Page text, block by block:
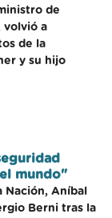
de
volvió a
de la
y su hijo
mundo"
Nación, Aníbal
Berni tras la